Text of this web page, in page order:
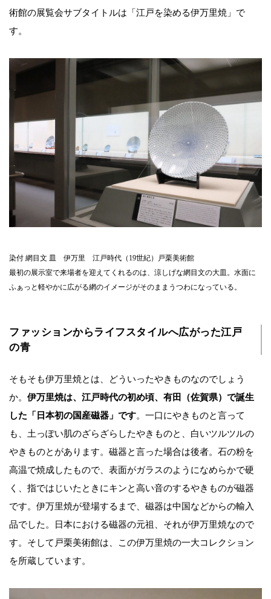
術館の展覧会サブタイトルは「江戸を染める伊万里焼」で
す。
染付 網目文 皿 伊万里 江戸時代（19世紀）戸栗美術館
最初の展示室で来場者を迎えてくれるのは、涼しげな網目文の大皿。水面に
ふぁっと軽やかに広がる網のイメージがそのままうつわになっている。
ファッションからライフスタイルへ広がった江戸
の青
そもそも伊万里焼とは、どういったやきものなのでしょう
か。 伊万里焼は、江戸時代の初め頃、有田（佐賀県）で誕生
した「日本初の国産磁器」です。一口にやきものと言って
も、土っぽい肌のざらざらしたやきものと、白いツルツルの
やきものとがあります。磁器と言った場合は後者。石の粉を
高温で焼成したもので、表面がガラスのようになめらかで硬
く、指ではじいたときにキンと高い音のするやきものが磁器
です。伊万里焼が登場するまで、磁器は中国などからの輸入
品でした。日本における磁器の元祖、それが伊万里焼なので
す。そして戸栗美術館は、この伊万里焼の一大コレクション
を所蔵しています。